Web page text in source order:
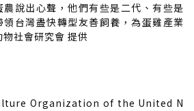
說出心聲，他們有些是二代、有些是
台灣盡快轉型友善飼養，為蛋雞產業
社會研究會 提供
Organization of the United N